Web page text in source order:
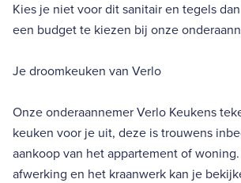
Kies je niet voor dit sanitair en tegels
een budget te kiezen bij onze
Je droomkeuken van Verlo
Onze onderaannemer Verlo Keukens
keuken voor je uit, deze is trouwens
aankoop van het appartement of
afwerking en het kraanwerk kan je